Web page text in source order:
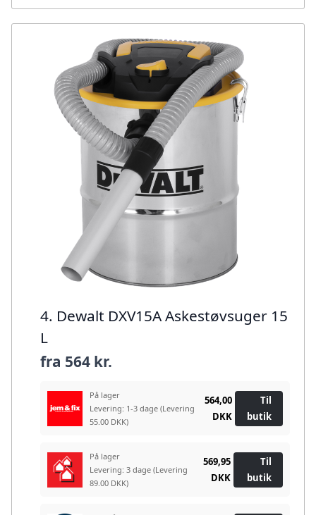
4. Dewalt DXV15A Askestøvsuger 15
L
fra 564 kr.
På lager
Levering: 1-3 dage (Levering
55.00 DKK)
564,00
DKK
Til
butik
På lager
Levering: 3 dage (Levering
89.00 DKK)
569,95
DKK
Til
butik